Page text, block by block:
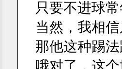
只要不进球
当然，我相
那他这种踢
哦对了，这